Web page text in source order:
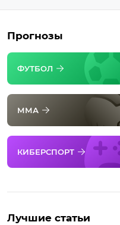
Прогнозы
ФУТБОЛ
ММА
КИБЕРСПОРТ
Лучшие статьи